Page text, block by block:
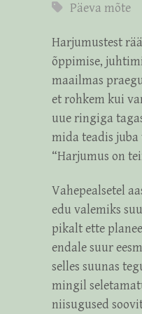
Päeva mõte
Harjumustest
õppimise,
maailmas
et rohkem kui
uue ringiga
mida teadis juba
“Harjumus on
Vahepealsetel
edu valemiks
pikalt ette
endale suur
selles suunas
mingil
niisugused